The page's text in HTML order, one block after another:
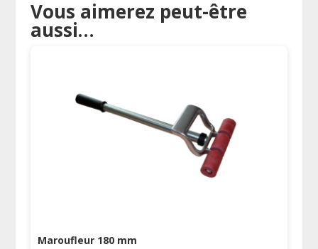
Vous aimerez peut-être
aussi…
Maroufleur 180 mm